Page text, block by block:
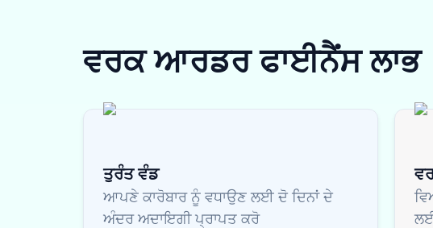
ਵਰਕ ਆਰਡਰ ਫਾਈਨੈਂਸਲਾਭ
ਤੁਰੰਤ ਵੰਡ
ਆਪਣੇ ਕਾਰੋਬਾਰ ਨੂੰ ਵਧਾਉਣ ਲਈ ਦੋ ਦਿਨਾਂ ਦੇ
ਅੰਦਰ ਅਦਾਇਗੀ ਪ੍ਰਾਪਤ ਕਰੋ